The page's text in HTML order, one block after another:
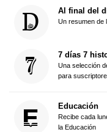
Al final del
Un resumen de
7 días 7
Una selección
para
Educación
Recibe cada
la Educación